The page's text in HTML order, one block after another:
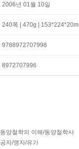
2006년 01월 10일
240쪽 | 470g |
9788972707998
8972707996
동양철학의 이해/동양철학사
공자/맹자/유가